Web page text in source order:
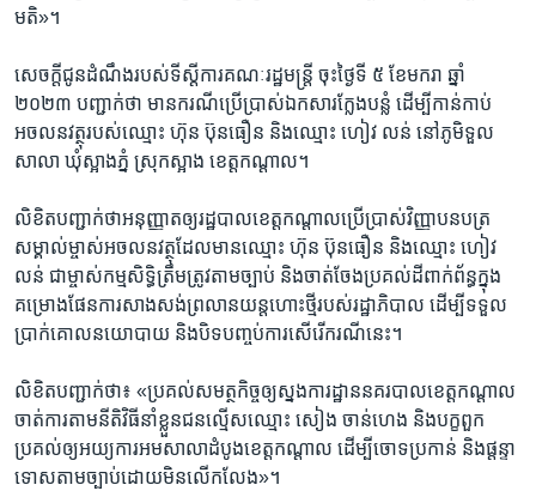
មតិ»។​
សេចក្តី​ជូន​ដំណឹង​របស់​ទីស្តី​ការ​គណៈ​រដ្ឋមន្រ្តី ​ចុះ​ថ្ងៃទី​ ៥ ​ខែ​មករា​ ឆ្នាំ​
២០២៣​ បញ្ជាក់​ថា​ មាន​ករណី​ប្រើ​ប្រាស់​ឯកសារ​ក្លែង​បន្លំ ​ដើម្បី​កាន់​កាប់​
អចលន​វត្ថុ​របស់​ឈ្មោះ​ ហ៊ុន ប៊ុនធឿន​ និង​ឈ្មោះ​ ហៀវ លន់ ​នៅ​ភូមិ​ទួល
សាលា​ ឃុំ​ស្អាង​ភ្នំ ​ស្រុក​ស្អាង ​ខេត្ត​កណ្តាល។​
លិខិត​បញ្ជាក់​ថា​អនុញ្ញាត​ឲ្យ​រដ្ឋបាល​ខេត្ត​កណ្តាល​ប្រើប្រាស់​វិញ្ញាបន​បត្រ​
សម្គាល់​ម្ចាស់​អចលន​វត្ថុ​ដែល​មាន​ឈ្មោះ ​ហ៊ុន ប៊ុនធឿន ​និង​ឈ្មោះ​ ហៀវ
លន់ ​ជា​ម្ចាស់​កម្មសិទ្ធិ​ត្រឹម​ត្រូវ​តាម​ច្បាប់​ និង​ចាត់​ចែង​ប្រគល់​ដី​ពាក់ព័ន្ធ​ក្នុង​
គម្រោង​ផែនការ​សាង​សង់​ព្រលាន​យន្ត​ហោះ​ថ្មី​របស់​រដ្ឋាភិបាល​ ដើម្បី​ទទួល​
ប្រាក់​គោលនយោបាយ ​និង​បិទ​បញ្ចប់​ការ​សើ​រើ​ករណី​នេះ។​
លិខិត​បញ្ជាក់​ថា៖ ​«ប្រគល់​សមត្ថកិច្ច​ឲ្យ​ស្នងការ​ដ្ឋាន​នគរបាល​ខេត្ត​កណ្តាល​
ចាត់​ការ​តាម​នីតិវិធី​នាំ​ខ្លួន​ជន​ល្មើស​ឈ្មោះ​ សៀង ចាន់ហេង​ និង​បក្ខ​ពួក ​
ប្រគល់​ឲ្យ​អយ្យការ​អម​សាលា​ដំបូង​ខេត្ត​កណ្តាល ​ដើម្បី​ចោទ​ប្រកាន់ ​និង​ផ្តន្ទា
ទោស​តាម​ច្បាប់​ដោយ​មិន​លើក​លែង»។​